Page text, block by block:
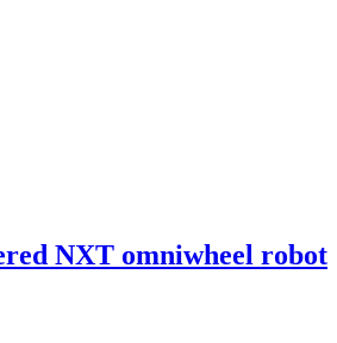
NXT omniwheel robot